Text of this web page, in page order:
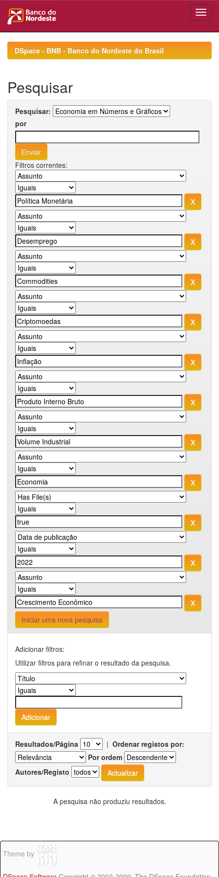
navigationDSpace - BNB - Banco do Nordeste do Brasil
Pesquisar
Pesquisar:
por
Filtros correntes:
Iniciar uma nova pesquisa
Adicionar filtros:
Utilizar filtros para refinar o resultado da pesquisa.
Resultados/Página | Ordenar registos por:
Por ordem
Autores/Registo
A pesquisa não produziu resultados.
Theme by